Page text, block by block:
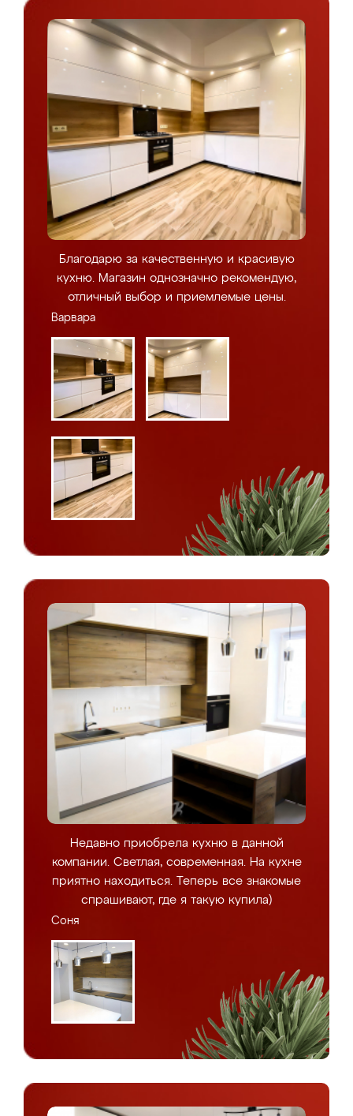
Благодарю за качественную и красивую
кухню. Магазин однозначно рекомендую,
отличный выбор и приемлемые цены.
Варвара
Недавно приобрела кухню в данной
компании. Светлая, современная. На кухне
приятно находиться. Теперь все знакомые
спрашивают, где я такую купила)
Соня